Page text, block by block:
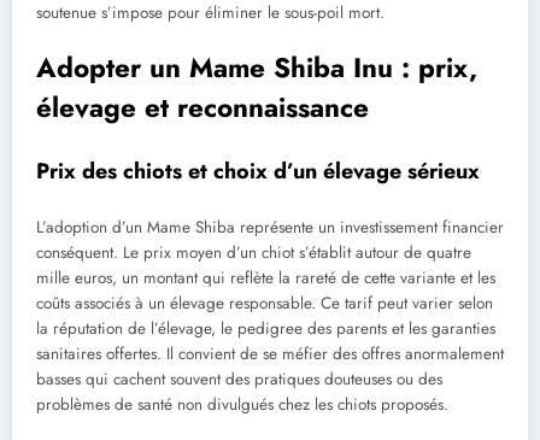
soutenue s’impose pour éliminer le sous-poil mort.
Adopter un Mame Shiba Inu : prix,
élevage et reconnaissance
Prix des chiots et choix d’un élevage sérieux
L’adoption d’un Mame Shiba représente un investissement financier
conséquent. Le prix moyen d’un chiot s’établit autour de quatre
mille euros, un montant qui reflète la rareté de cette variante et les
coûts associés à un élevage responsable. Ce tarif peut varier selon
la réputation de l’élevage, le pedigree des parents et les garanties
sanitaires offertes. Il convient de se méfier des offres anormalement
basses qui cachent souvent des pratiques douteuses ou des
problèmes de santé non divulgués chez les chiots proposés.